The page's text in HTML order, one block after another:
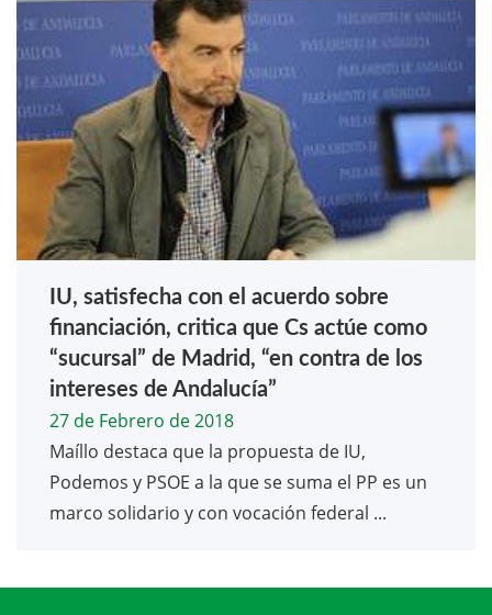
IU, satisfecha con el acuerdo sobre
financiación, critica que Cs actúe como
“sucursal” de Madrid, “en contra de los
intereses de Andalucía”
27 de Febrero de 2018
Maíllo destaca que la propuesta de IU,
Podemos y PSOE a la que se suma el PP es un
marco solidario y con vocación federal ...